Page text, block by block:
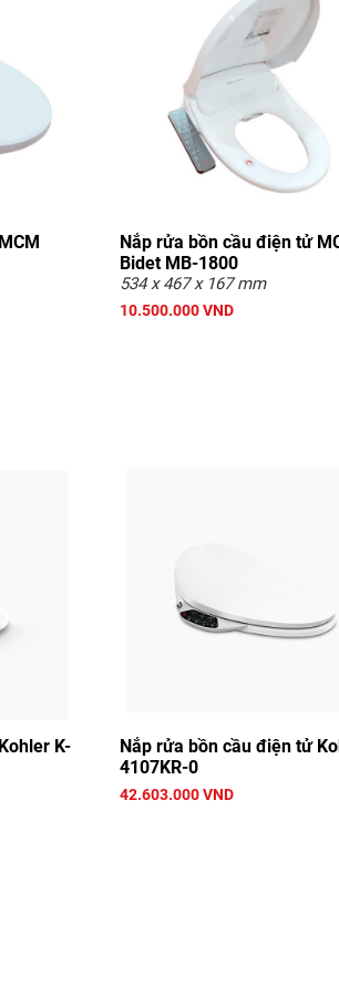
Nắp rửa bồn cầu điện tử
Bidet MB-1800
534 x 467 x 167 mm
10.500.000 VND
K-
Nắp rửa bồn cầu điện tử
4107KR-0
42.603.000 VND